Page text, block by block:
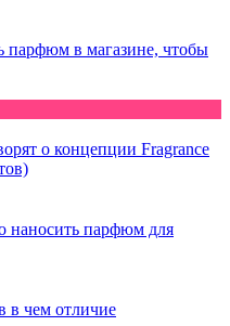
парфюм в магазине, чтобы
о концепции Fragrance
наносить парфюм для
в чем отличие